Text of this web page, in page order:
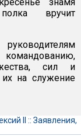
вручит
сил и
на служение
II :: Заявления,